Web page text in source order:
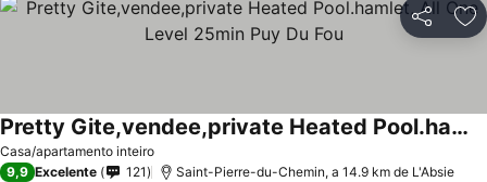
Partilhar
Casa/apartamento inteiro
Pretty Gite,vendee,private Heated Pool.hamlet, All One Level 25min Puy Du Fou
Ver preços
9,9 Excelente 121 Saint-Pierre-du-Chemin, a 14.9 km de L'Absie